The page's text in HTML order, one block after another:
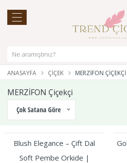
ANASAYFA ÇIÇEK MERZİFON ÇIÇEKÇI
MERZİFON Çiçekçi
Çok Satana Göre
Blush Elegance – Çift Dal
Soft Pembe Orkide |